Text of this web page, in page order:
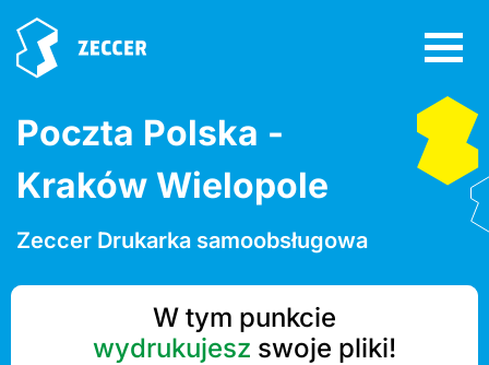
Poczta Polska -
Kraków Wielopole
Zeccer Drukarka samoobsługowa
W tym punkcie
wydrukujesz swoje pliki!